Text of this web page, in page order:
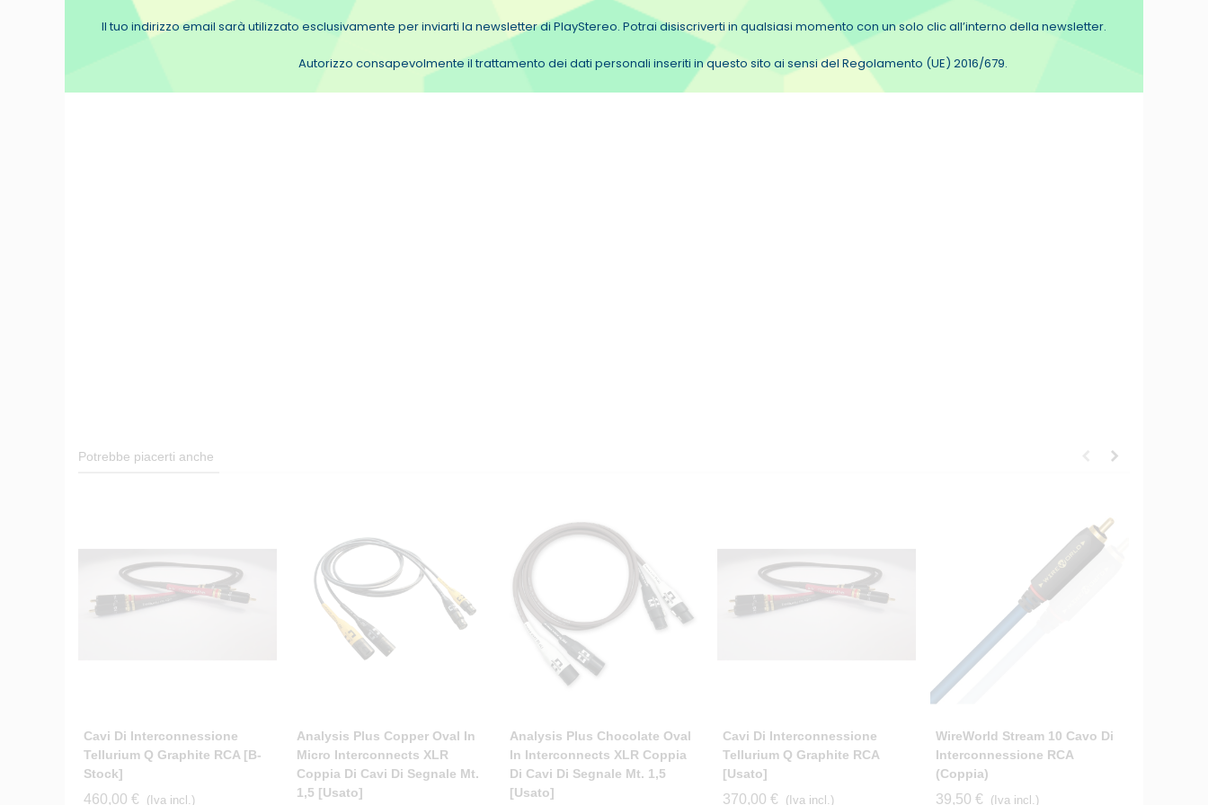
Potrebbe piacerti anche
Cavi Di Interconnessione
Tellurium Q Graphite RCA [b-
Stock]
460,00 € (Iva incl.)
Analysis Plus Copper Oval In
Micro Interconnects XLR
Coppia Di Cavi Di Segnale Mt.
1,5 [usato]
Analysis Plus Chocolate Oval
In Interconnects XLR Coppia
Di Cavi Di Segnale Mt. 1,5
[usato]
Cavi Di Interconnessione
Tellurium Q Graphite RCA
[usato]
370,00 € (Iva incl.)
WireWorld Stream 10 Cavo Di
Interconnessione RCA
(coppia)
39,50 € (Iva incl.)
Autorizzo consapevolmente il trattamento dei dati personali inseriti in questo sito ai sensi del Regolamento (UE) 2016/679.
Il tuo indirizzo email sarà utilizzato esclusivamente per inviarti la newsletter di PlayStereo. Potrai disiscriverti in qualsiasi momento con un solo clic all’interno della newsletter.